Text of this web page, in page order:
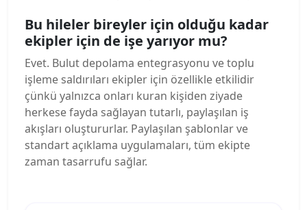
Bu hileler bireyler için olduğu kadar
ekipler için de işe yarıyor mu?
Evet. Bulut depolama entegrasyonu ve toplu
işleme saldırıları ekipler için özellikle etkilidir
çünkü yalnızca onları kuran kişiden ziyade
herkese fayda sağlayan tutarlı, paylaşılan iş
akışları oluştururlar. Paylaşılan şablonlar ve
standart açıklama uygulamaları, tüm ekipte
zaman tasarrufu sağlar.